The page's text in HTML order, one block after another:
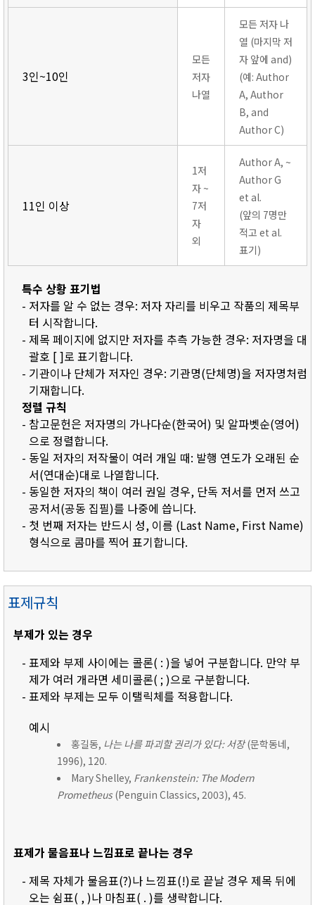
3인~10인
모든
저자
나열
모든 저자 나
열 (마지막 저
자 앞에 and)
(예: Author
A, Author
B, and
Author C)
11인 이상
1저
자 ~
7저
자
외
Author A, ~
Author G
et al.
(앞의 7명만
적고 et al.
표기)
특수 상황 표기법
- 저자를 알 수 없는 경우: 저자 자리를 비우고 작품의 제목부
터 시작합니다.
- 제목 페이지에 없지만 저자를 추측 가능한 경우: 저자명을 대
괄호 [ ]로 표기합니다.
- 기관이나 단체가 저자인 경우: 기관명(단체명)을 저자명처럼
기재합니다.
정렬 규칙
- 참고문헌은 저자명의 가나다순(한국어) 및 알파벳순(영어)
으로 정렬합니다.
- 동일 저자의 저작물이 여러 개일 때: 발행 연도가 오래된 순
서(연대순)대로 나열합니다.
- 동일한 저자의 책이 여러 권일 경우, 단독 저서를 먼저 쓰고
공저서(공동 집필)를 나중에 씁니다.
- 첫 번째 저자는 반드시 성, 이름 (Last Name, First Name)
형식으로 콤마를 찍어 표기합니다.
표제규칙
부제가 있는 경우
- 표제와 부제 사이에는 콜론( : )을 넣어 구분합니다. 만약 부
제가 여러 개라면 세미콜론( ; )으로 구분합니다.
- 표제와 부제는 모두 이탤릭체를 적용합니다.
예시
홍길동, 나는 나를 파괴할 권리가 있다: 서장(문학동네,
1996), 120.
Mary Shelley, Frankenstein: The Modern
Prometheus(Penguin Classics, 2003), 45.
표제가 물음표나 느낌표로 끝나는 경우
- 제목 자체가 물음표(?)나 느낌표(!)로 끝날 경우 제목 뒤에
오는 쉼표( , )나 마침표( . )를 생략합니다.